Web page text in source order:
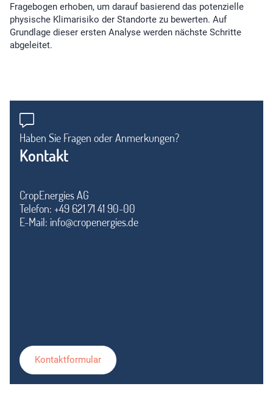
Fragebogen erhoben, um darauf basierend das potenzielle
physische Klimarisiko der Standorte zu bewerten. Auf
Grundlage dieser ersten Analyse werden nächste Schritte
abgeleitet.
Haben Sie Fragen oder Anmerkungen?
Kontakt
CropEnergies AG
Telefon: +49 621 71 41 90-00
E-Mail: info@cropenergies.de
Kontaktformular